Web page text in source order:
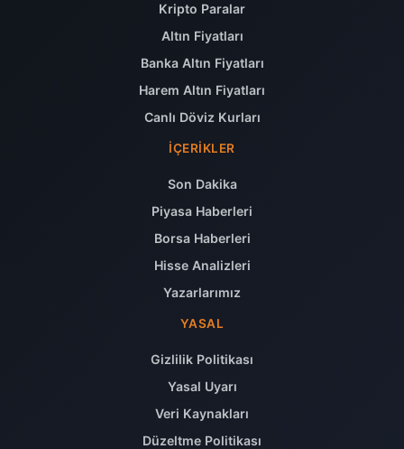
Kripto Paralar
Altın Fiyatları
Banka Altın Fiyatları
Harem Altın Fiyatları
Canlı Döviz Kurları
İÇERIKLER
Son Dakika
Piyasa Haberleri
Borsa Haberleri
Hisse Analizleri
Yazarlarımız
YASAL
Gizlilik Politikası
Yasal Uyarı
Veri Kaynakları
Düzeltme Politikası